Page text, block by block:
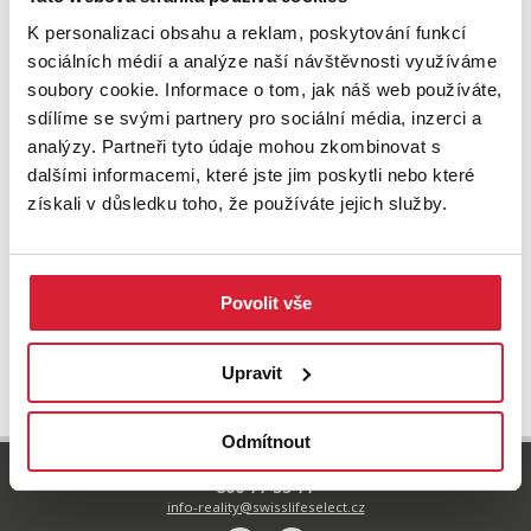
K personalizaci obsahu a reklam, poskytování funkcí
sociálních médií a analýze naší návštěvnosti využíváme
soubory cookie. Informace o tom, jak náš web používáte,
sdílíme se svými partnery pro sociální média, inzerci a
analýzy. Partneři tyto údaje mohou zkombinovat s
dalšími informacemi, které jste jim poskytli nebo které
získali v důsledku toho, že používáte jejich služby.
Povolit vše
Upravit
Odmítnout
UPRAVIT VYHLEDÁVÁNÍ
800 77 55 77
info-reality@swisslifeselect.cz